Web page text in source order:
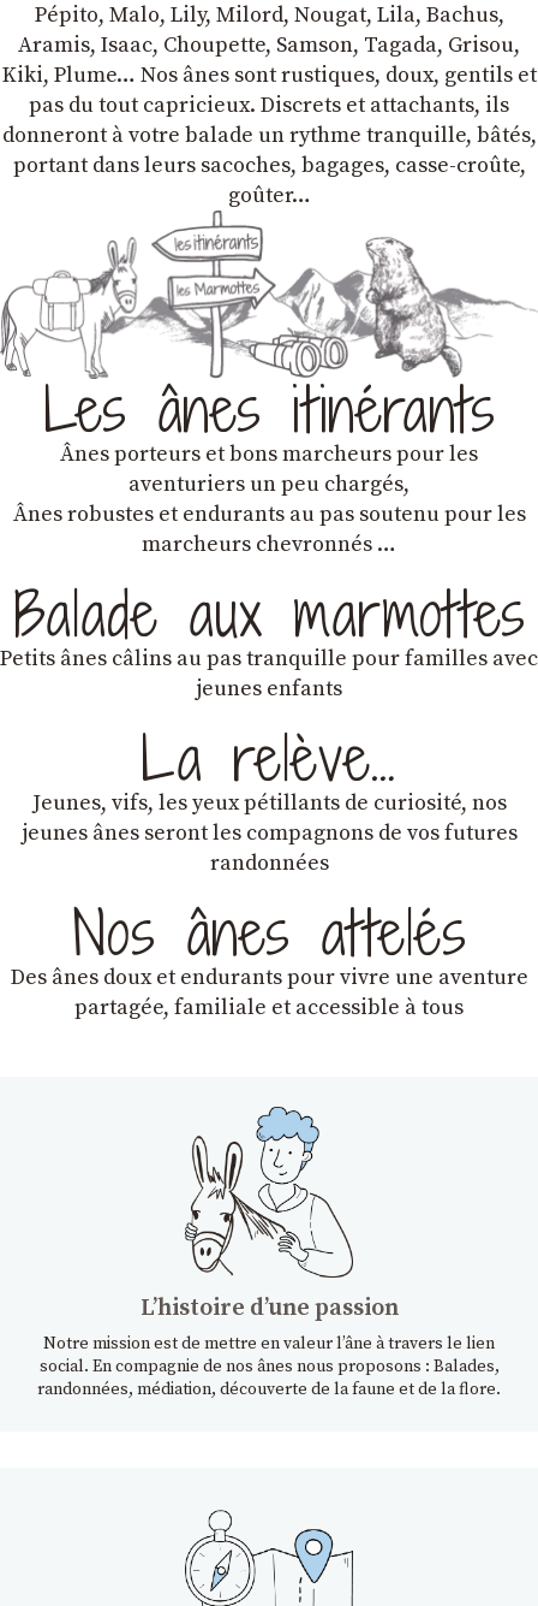
Pépito, Malo, Lily, Milord, Nougat, Lila, Bachus,
Aramis, Isaac, Choupette, Samson, Tagada, Grisou,
Kiki, Plume… Nos ânes sont rustiques, doux, gentils et
pas du tout capricieux. Discrets et attachants, ils
donneront à votre balade un rythme tranquille, bâtés,
portant dans leurs sacoches, bagages, casse-croûte,
goûter…
Les ânes itinérants
Ânes porteurs et bons marcheurs pour les
aventuriers un peu chargés,
Ânes robustes et endurants au pas soutenu pour les
marcheurs chevronnés …
Balade aux marmottes
Petits ânes câlins au pas tranquille pour familles avec
jeunes enfants
La relève…
Jeunes, vifs, les yeux pétillants de curiosité, nos
jeunes ânes seront les compagnons de vos futures
randonnées
Nos ânes attelés
Des ânes doux et endurantspour vivre une aventure
partagée, familiale et accessible à tous
Lʼhistoire dʼune passion
Notre mission est de mettre en valeur l’âne à travers le lien
social. En compagnie de nos ânes nous proposons : Balades,
randonnées, médiation, découverte de la faune et de la flore.